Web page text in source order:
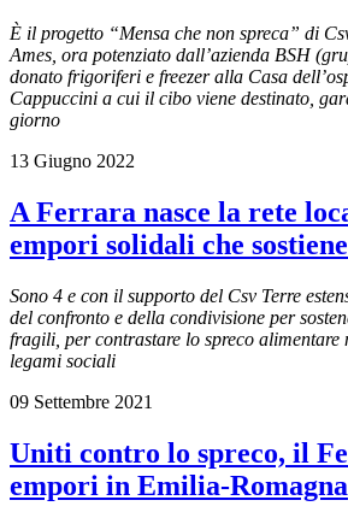
È il progetto “Mensa che non spreca” di
Ames, ora potenziato dall’azienda BSH
donato frigoriferi e freezer alla Casa
Cappuccini a cui il cibo viene destinato,
giorno
13 Giugno 2022
A Ferrara nasce la rete
empori solidali che
Sono 4 e con il supporto del Csv Terre
del confronto e della condivisione per
fragili, per contrastare lo spreco alimentare
legami sociali
09 Settembre 2021
Uniti contro lo spreco, il
empori in Emilia-Romagna